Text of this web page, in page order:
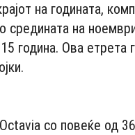
на годината,
средината на
година. Ова етрета
со повеќе од